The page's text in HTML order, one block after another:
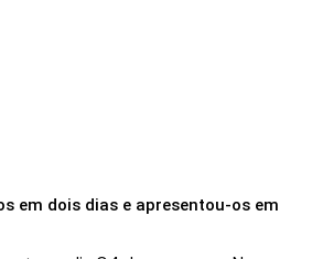
em dois dias e apresentou-os em